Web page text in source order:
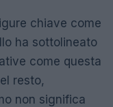
chiave come
ha sottolineato
come questa
resto,
non significa